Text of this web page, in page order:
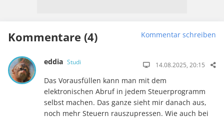
Kommentare (4) Kommentar schreiben
eddia Studi 14.08.2025, 20:15
Das Vorausfüllen kann man mit dem
elektronischen Abruf in jedem Steuerprogramm
selbst machen. Das ganze sieht mir danach aus,
noch mehr Steuern rauszupressen. Wie auch bei